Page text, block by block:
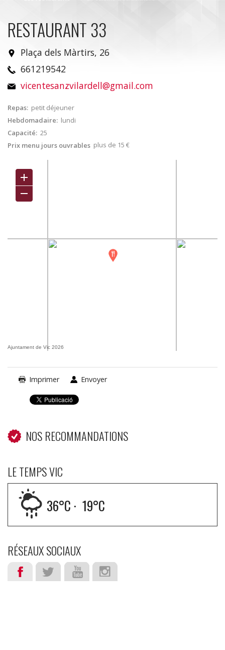
RESTAURANT 33
Plaça dels Màrtirs, 26
661219542
vicentesanzvilardell@gmail.com
Repas: petit déjeuner
Hebdomadaire: lundi
Capacité: 25
Prix menu jours ouvrables plus de 15 €
Ajuntament de Vic 2026
Imprimer Envoyer
NOS RECOMMANDATIONS
LE TEMPS VIC
36°C · 19°C
RÉSEAUX SOCIAUX